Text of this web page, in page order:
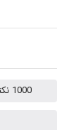
1000 نکته کنکوری + خلاصه جزوات ارشد بهداشت حرفه ای